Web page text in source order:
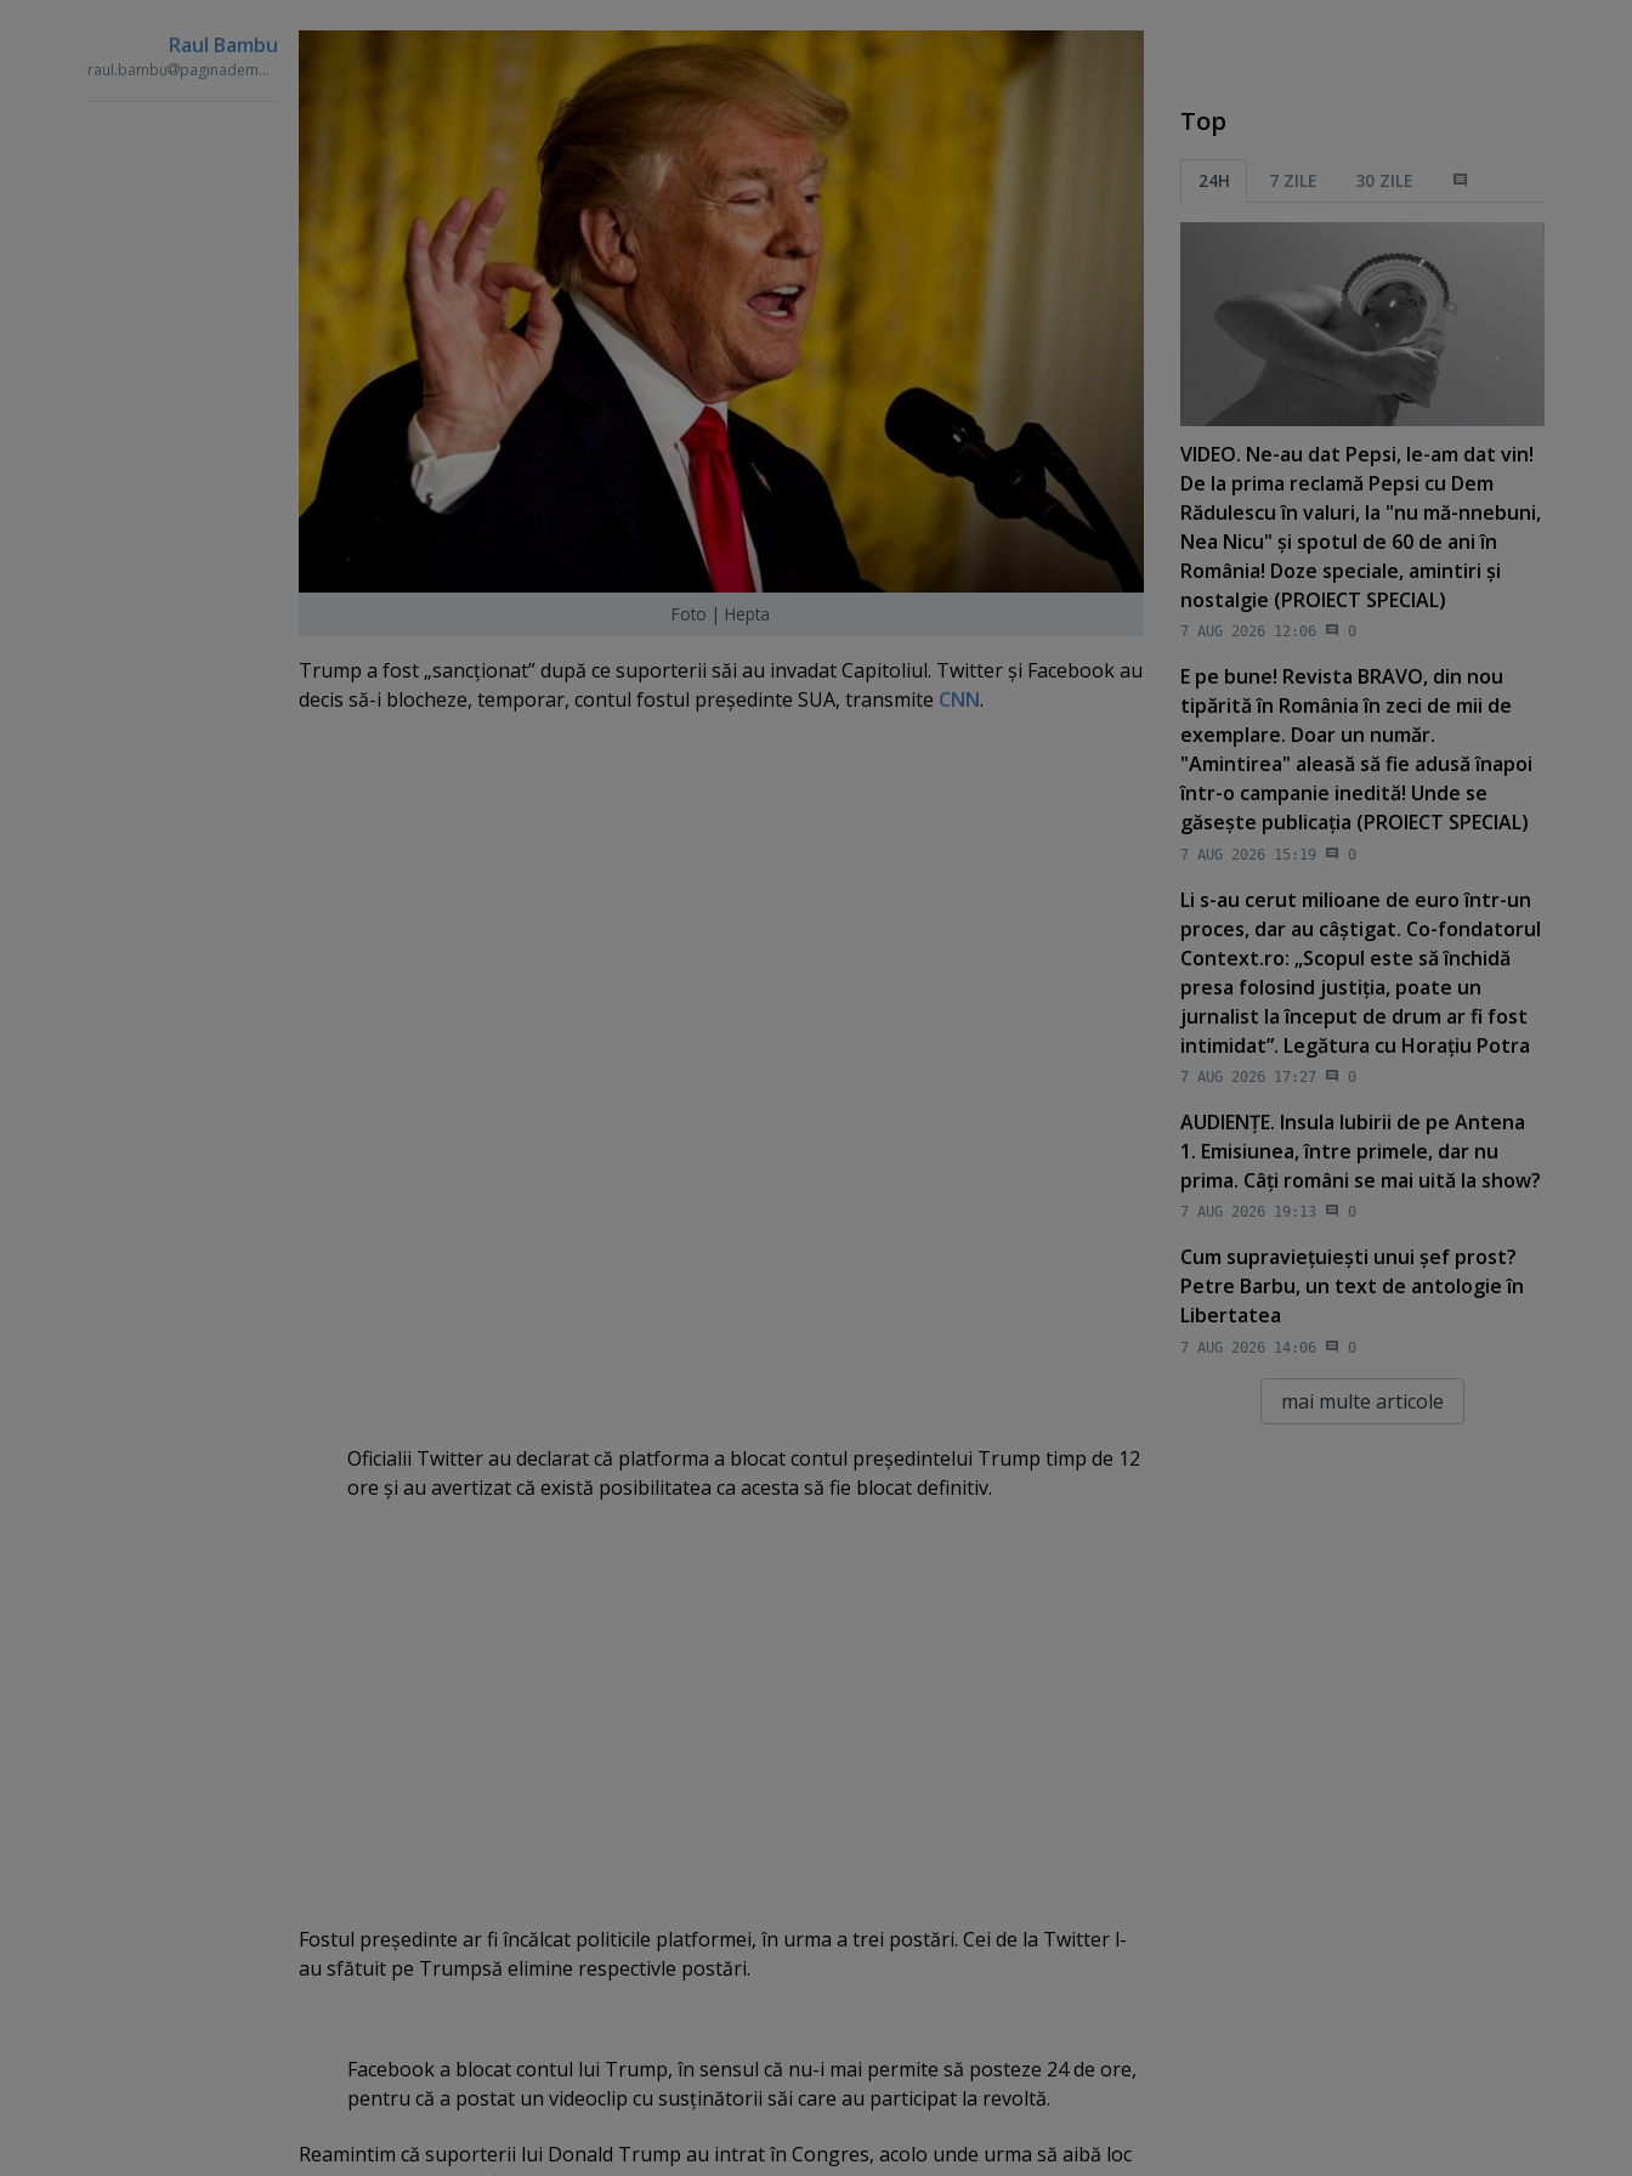
Raul Bambu
raul.bambu paginademedia.ro
Foto | Hepta
Trump a fost „sancţionat” după ce suporterii săi au invadat Capitoliul. Twitter şi Facebook au
decis să-i blocheze, temporar, contul fostul preşedinte SUA, transmite CNN.
Oficialii Twitter au declarat că platforma a blocat contul preşedintelui Trump timp de 12
ore şi au avertizat că există posibilitatea ca acesta să fie blocat definitiv.
Fostul preşedinte ar fi încălcat politicile platformei, în urma a trei postări. Cei de la Twitter l-
au sfătuit pe Trumpsă elimine respectivle postări.
Facebook a blocat contul lui Trump, în sensul că nu-i mai permite să posteze 24 de ore,
pentru că a postat un videoclip cu susţinătorii săi care au participat la revoltă.
Reamintim că suporterii lui Donald Trump au intrat în Congres, acolo unde urma să aibă loc
Top
24H 7 ZILE 30 ZILE
VIDEO. Ne-au dat Pepsi, le-am dat vin!
De la prima reclamă Pepsi cu Dem
Rădulescu în valuri, la "nu mă-nnebuni,
Nea Nicu" şi spotul de 60 de ani în
România! Doze speciale, amintiri şi
nostalgie (PROIECT SPECIAL)
7 AUG 2026 12:06 0
E pe bune! Revista BRAVO, din nou
tipărită în România în zeci de mii de
exemplare. Doar un număr.
"Amintirea" aleasă să fie adusă înapoi
într-o campanie inedită! Unde se
găseşte publicaţia (PROIECT SPECIAL)
7 AUG 2026 15:19 0
Li s-au cerut milioane de euro într-un
proces, dar au câştigat. Co-fondatorul
Context.ro: „Scopul este să închidă
presa folosind justiţia, poate un
jurnalist la început de drum ar fi fost
intimidat”. Legătura cu Horaţiu Potra
7 AUG 2026 17:27 0
AUDIENŢE. Insula Iubirii de pe Antena
1. Emisiunea, între primele, dar nu
prima. Câţi români se mai uită la show?
7 AUG 2026 19:13 0
Cum supravieţuieşti unui şef prost?
Petre Barbu, un text de antologie în
Libertatea
7 AUG 2026 14:06 0
mai multe articole